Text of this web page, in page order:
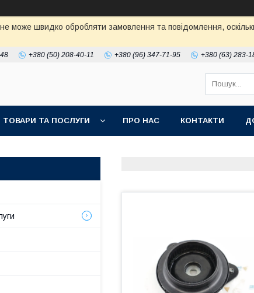
може швидко обробляти замовлення та повідомлення,
+380 (50) 208-40-11 +380 (96) 347-71-95 +380 (63) 283-
ТОВАРИ ТА ПОСЛУГИ ПРО НАС КОНТАКТИ